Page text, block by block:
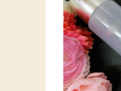
の発表があり、…